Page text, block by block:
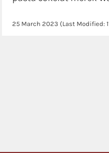
25 March 2023 (Last Modified: